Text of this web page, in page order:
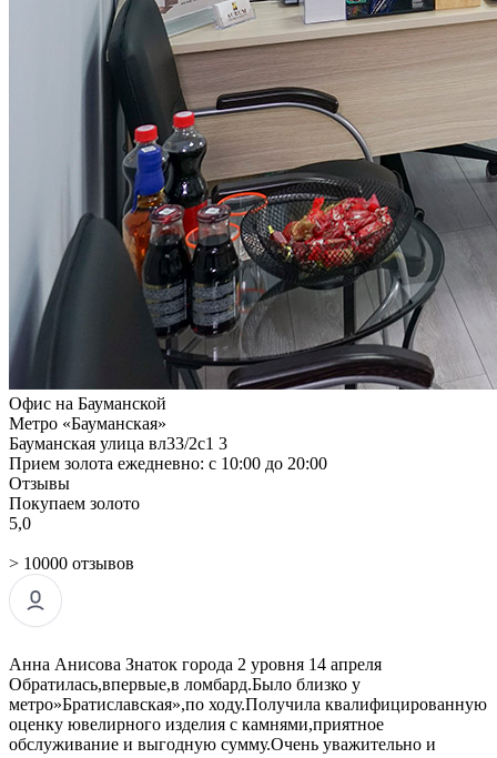
Офис на Бауманской
Метро «Бауманская»
Бауманская улица вл33/2с1 3
Прием золота ежедневно: с 10:00 до 20:00
Отзывы
Покупаем золото
5,0
> 10000 отзывов
Анна Анисова Знаток города 2 уровня 14 апреля
Обратилась,впервые,в ломбард.Было близко у
метро»Братиславская»,по ходу.Получила квалифицированную
оценку ювелирного изделия с камнями,приятное
обслуживание и выгодную сумму.Очень уважительно и